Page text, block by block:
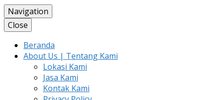
Navigation
Close
Beranda
About Us | Tentang Kami
Lokasi Kami
Jasa Kami
Kontak Kami